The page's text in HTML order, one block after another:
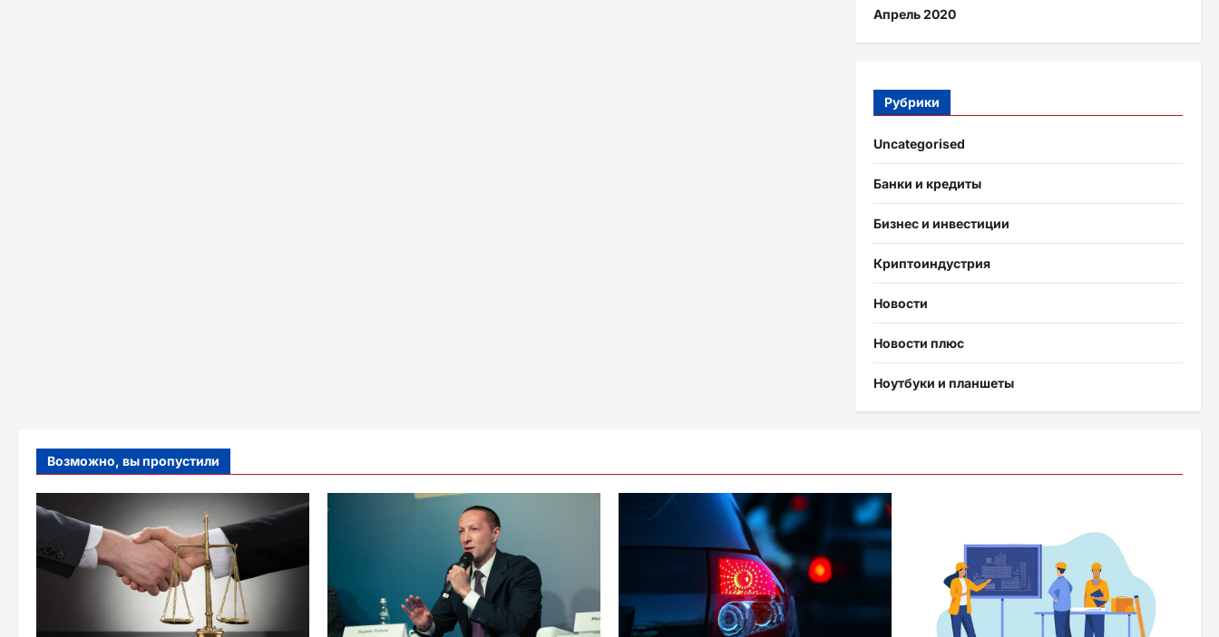
Апрель 2020
Рубрики
Uncategorised
Банки и кредиты
Бизнес и инвестиции
Криптоиндустрия
Новости
Новости плюс
Ноутбуки и планшеты
Возможно, вы пропустили